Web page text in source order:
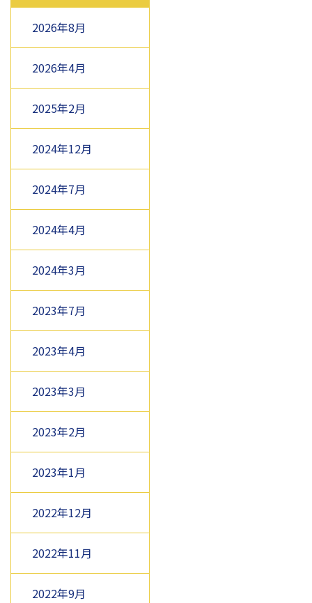
2026年8月
2026年4月
2025年2月
2024年12月
2024年7月
2024年4月
2024年3月
2023年7月
2023年4月
2023年3月
2023年2月
2023年1月
2022年12月
2022年11月
2022年9月